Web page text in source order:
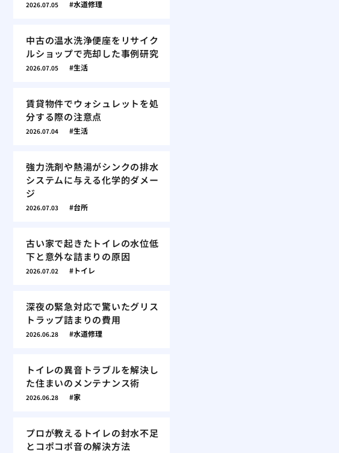
2026.07.05 水道修理
中古の温水洗浄便座をリサイク
ルショップで売却した事例研究
2026.07.05 生活
賃貸物件でウォシュレットを処
分する際の注意点
2026.07.04 生活
強力洗剤や熱湯がシンクの排水
システムに与える化学的ダメー
ジ
2026.07.03 台所
古い家で起きたトイレの水位低
下と意外な詰まりの原因
2026.07.02 トイレ
深夜の緊急対応で驚いたグリス
トラップ詰まりの費用
2026.06.28 水道修理
トイレの異音トラブルを解決し
た住まいのメンテナンス術
2026.06.28 家
プロが教えるトイレの封水不足
とコポコポ音の解決方法